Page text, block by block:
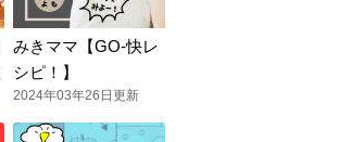
みきママ【GO-快レ
シピ！】
2024年03年26日更新